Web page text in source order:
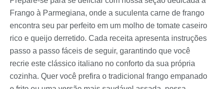
Frango à Parmegiana, onde a suculenta carne de frango
encontra seu par perfeito em um molho de tomate caseiro
rico e queijo derretido. Cada receita apresenta instruções
passo a passo fáceis de seguir, garantindo que você
recrie este clássico italiano no conforto da sua própria
cozinha. Quer você prefira o tradicional frango empanado